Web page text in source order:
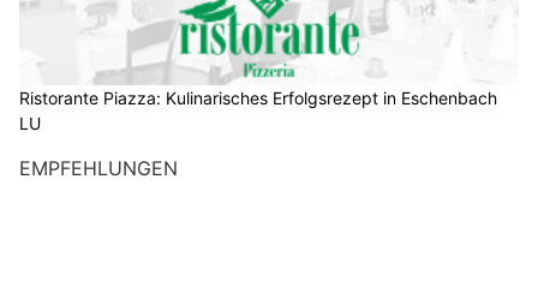
Ristorante Piazza: Kulinarisches Erfolgsrezept in Eschenbach
LU
EMPFEHLUNGEN